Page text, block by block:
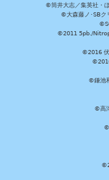
©筒井大志／集英社・
©大森藤ノ･SB
©2011 5pb./
©2016 伏
©鎌池
©高
©